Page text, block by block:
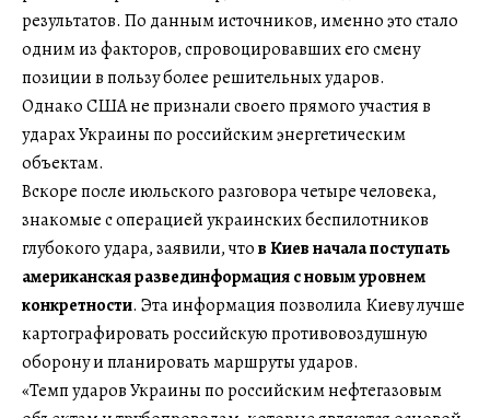
результатов. По данным источников, именно это стало
одним из факторов, спровоцировавших его смену
позиции в пользу более решительных ударов.
Однако США не признали своего прямого участия в
ударах Украины по российским энергетическим
объектам.
Вскоре после июльского разговора четыре человека,
знакомые с операцией украинских беспилотников
глубокого удара, заявили, чтов Киев начала поступать
американская развединформация с новым уровнем
конкретности. Эта информация позволила Киеву лучше
картографировать российскую противовоздушную
оборону и планировать маршруты ударов.
«Темп ударов Украины по российским нефтегазовым